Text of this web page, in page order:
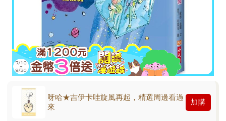
呀哈★吉伊卡哇旋風再起，精選周邊看過
來
加購